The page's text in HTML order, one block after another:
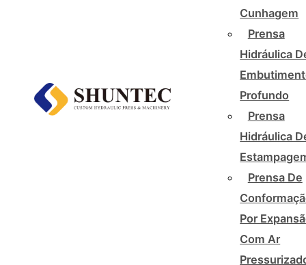
Cunhagem
Prensa
Hidráulica
Profundo
Prensa
Hidráulica
Prensa De
Por
Com Ar